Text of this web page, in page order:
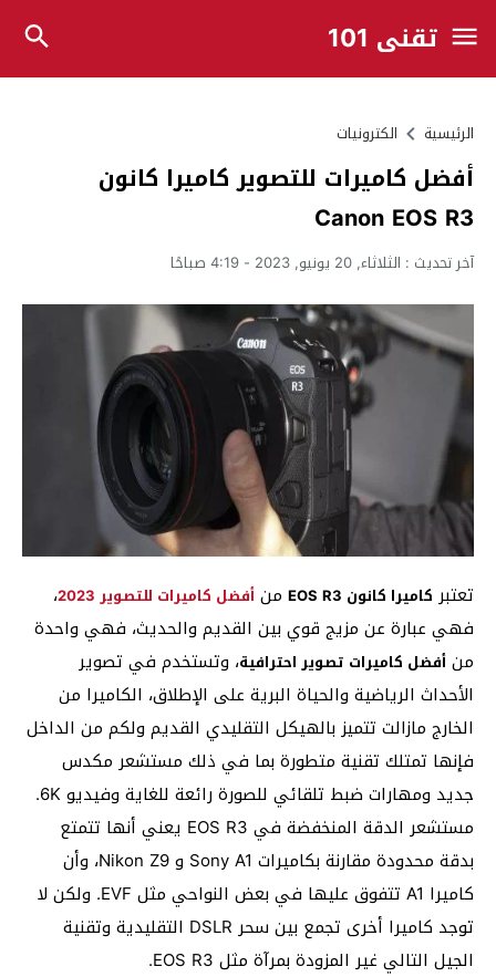
تقني 101
الرئيسية الكترونيات
أفضل كاميرات للتصوير كاميرا كانون
Canon EOS R3
آخر تحديث : الثلاثاء, 20 يونيو, 2023 - 4:19 صباحًا
تعتبر كاميرا كانون EOS R3 من أفضل كاميرات للتصوير 2023
،
فهي عبارة عن مزيج قوي بين القديم والحديث، فهي واحدة
من أفضل كاميرات تصوير احترافية، وتستخدم في تصوير
الأحداث الرياضية والحياة البرية على الإطلاق، الكاميرا من
الخارج مازالت تتميز بالهيكل التقليدي القديم ولكم من الداخل
فإنها تمتلك تقنية متطورة بما في ذلك مستشعر مكدس
جديد ومهارات ضبط تلقائي للصورة رائعة للغاية وفيديو 6K.
مستشعر الدقة المنخفضة في EOS R3 يعني أنها تتمتع
بدقة محدودة مقارنة بكاميرات Sony A1 و Nikon Z9، وأن
كاميرا A1 تتفوق عليها في بعض النواحي مثل EVF. ولكن لا
توجد كاميرا أخرى تجمع بين سحر DSLR التقليدية وتقنية
الجيل التالي غير المزودة بمرآة مثل EOS R3.